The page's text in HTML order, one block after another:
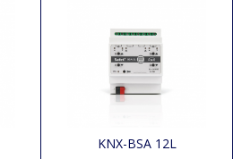
KNX-BSA 12L